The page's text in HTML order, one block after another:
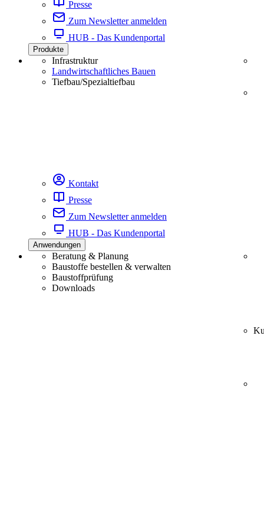
Presse
Zum Newsletter anmelden
HUB - Das Kundenportal
Produkte
Infrastruktur
Landwirtschaftliches Bauen
Tiefbau/Spezialtiefbau
Kontakt
Presse
Zum Newsletter anmelden
HUB - Das Kundenportal
Anwendungen
Beratung & Planung
Baustoffe bestellen & verwalten
Baustoffprüfung
Downloads